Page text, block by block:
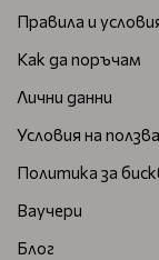
Правила и
Как да поръчам
Лични данни
Условия на
Политика за
Ваучери
Блог